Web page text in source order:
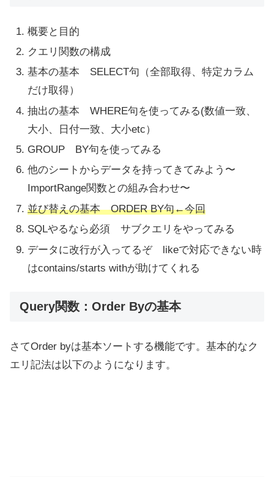
概要と目的
クエリ関数の構成
基本の基本 SELECT句（全部取得、特定カラム
だけ取得）
抽出の基本 WHERE句を使ってみる(数値一致、
大小、日付一致、大小etc）
GROUP BY句を使ってみる
他のシートからデータを持ってきてみよう〜
ImportRange関数との組み合わせ〜
並び替えの基本 ORDER BY句←今回
SQLやるなら必須 サブクエリをやってみる
データに改行が入ってるぞ likeで対応できない時
はcontains/starts withが助けてくれる
Query関数：Order Byの基本
さてOrder byは基本ソートする機能です。基本的なク
エリ記法は以下のようになります。